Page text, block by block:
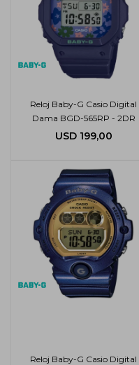
Reloj Baby-G Casio Digital
Dama BGD-565RP - 2DR
USD 199,00
Reloj Baby-G Casio Digital